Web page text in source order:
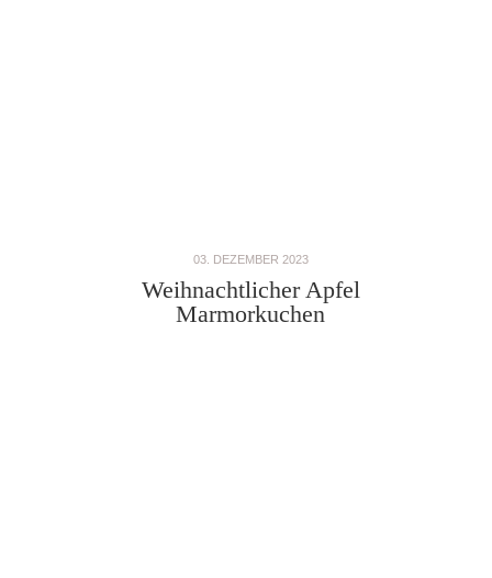
03. DEZEMBER 2023
Weihnachtlicher Apfel
Marmorkuchen